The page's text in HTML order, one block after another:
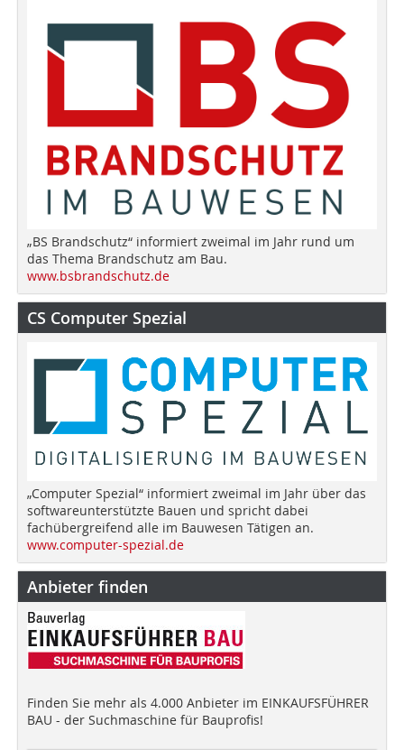
„BS Brandschutz“ informiert zweimal im Jahr rund um
das Thema Brandschutz am Bau.
www.bsbrandschutz.de
CS Computer Spezial
„Computer Spezial“ informiert zweimal im Jahr über das
softwareunterstützte Bauen und spricht dabei
fachübergreifend alle im Bauwesen Tätigen an.
www.computer-spezial.de
Anbieter finden
Finden Sie mehr als 4.000 Anbieter im EINKAUFSFÜHRER
BAU - der Suchmaschine für Bauprofis!